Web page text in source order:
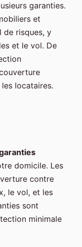
garanties.
et
de risques, y
et le vol. De
locataires.
domicile. Les
contre
le vol, et les
sont
minimale